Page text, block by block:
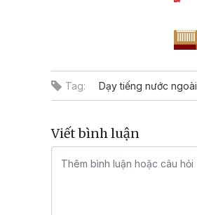
Tag: Dạy tiếng nước ngoài
Viết bình luận